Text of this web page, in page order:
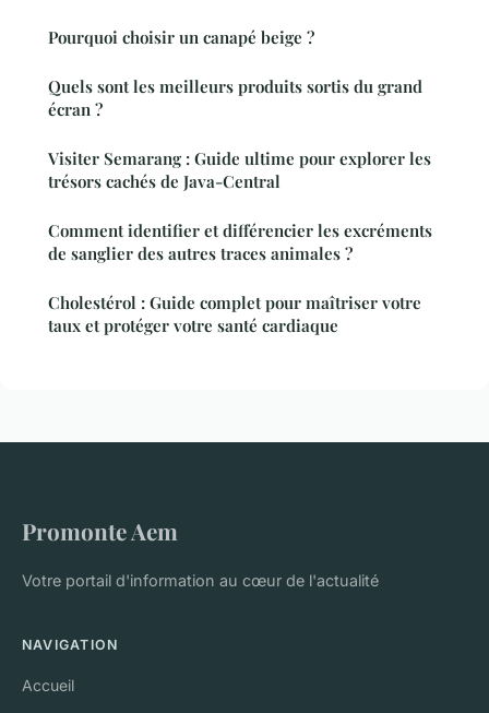
Pourquoi choisir un canapé beige ?
Quels sont les meilleurs produits sortis du grand
écran ?
Visiter Semarang : Guide ultime pour explorer les
trésors cachés de Java-Central
Comment identifier et différencier les excréments
de sanglier des autres traces animales ?
Cholestérol : Guide complet pour maîtriser votre
taux et protéger votre santé cardiaque
Promonte Aem
Votre portail d'information au cœur de l'actualité
NAVIGATION
Accueil